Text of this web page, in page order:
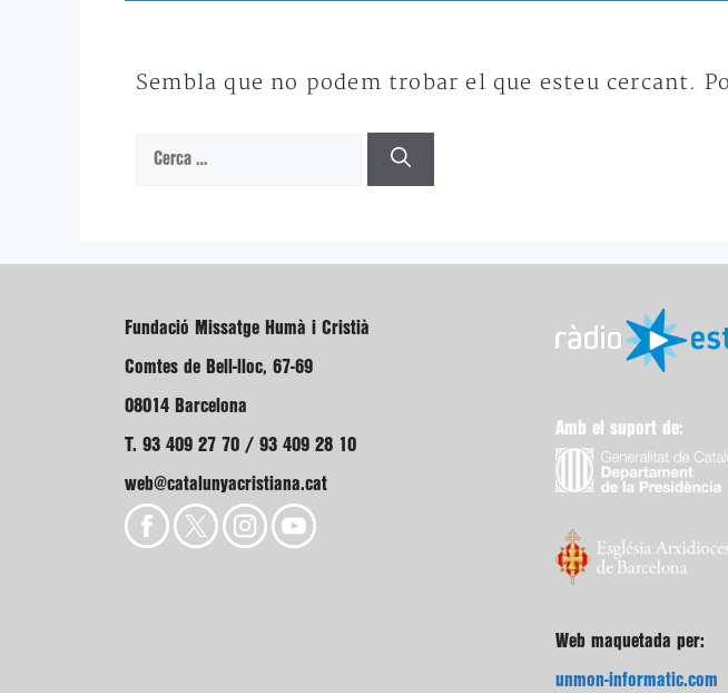
Sembla que no podem trobar el que esteu cercant.
Cerca:
Fundació Missatge Humà i Cristià
Comtes de Bell-lloc, 67-69
08014 Barcelona
T. 93 409 27 70 / 93 409 28 10
web@catalunyacristiana.cat
Amb el suport de:
Web maquetada per:
unmon-informatic.com